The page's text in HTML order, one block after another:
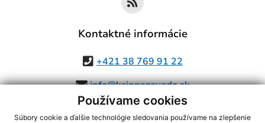
Používame cookies
Súbory cookie a ďalšie technológie sledovania používame na zlepšenie
Kontaktné informácie
+421 38 769 91 22
info@ksinnazavada.sk